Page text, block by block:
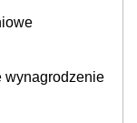
wynagrodzenie